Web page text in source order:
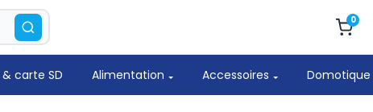
0
carte SD Alimentation Accessoires Domotique